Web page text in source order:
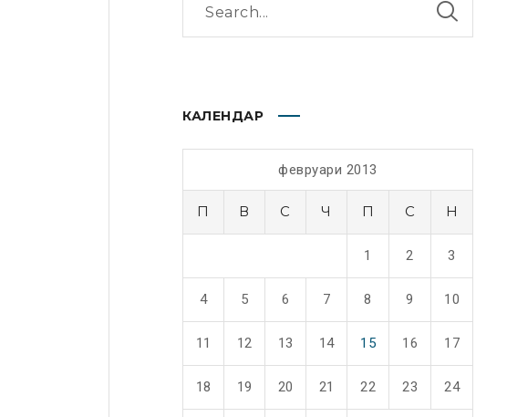
КАЛЕНДАР
февруари 2013
П В С Ч П С Н
1 2 3
4 5 6 7 8 9 10
11 12 13 14 15 16 17
18 19 20 21 22 23 24